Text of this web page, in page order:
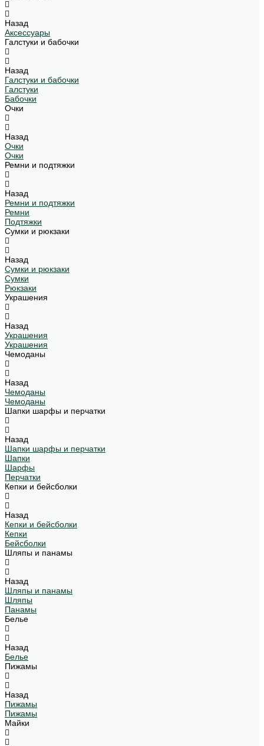
Назад
Аксессуары
Галстуки и бабочки
Назад
Галстуки и бабочки
Галстуки
Бабочки
Очки
Назад
Очки
Очки
Ремни и подтяжки
Назад
Ремни и подтяжки
Ремни
Подтяжки
Сумки и рюкзаки
Назад
Сумки и рюкзаки
Сумки
Рюкзаки
Украшения
Назад
Украшения
Украшения
Чемоданы
Назад
Чемоданы
Чемоданы
Шапки шарфы и перчатки
Назад
Шапки шарфы и перчатки
Шапки
Шарфы
Перчатки
Кепки и бейсболки
Назад
Кепки и бейсболки
Кепки
Бейсболки
Шляпы и панамы
Назад
Шляпы и панамы
Шляпы
Панамы
Белье
Назад
Белье
Пижамы
Назад
Пижамы
Пижамы
Майки